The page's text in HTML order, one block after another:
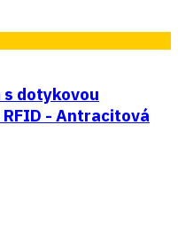
dotykovou
- Antracitová